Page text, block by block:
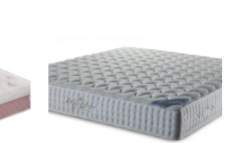
ŽELJA
LISTU
ŽELJA